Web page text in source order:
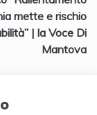
mette e rischio
| la Voce Di
Mantova